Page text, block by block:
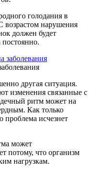
голодания в
возрастом нарушения
должен будет
постоянно.
другая ситуация.
изменения связанные с
ритм может на
Как только
проблема исчезнет
может
потому, что организм
нагрузкам.